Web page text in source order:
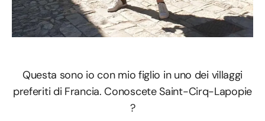
Questa sono io con mio figlio in uno dei villaggi
preferiti di Francia. Conoscete Saint-Cirq-Lapopie
?